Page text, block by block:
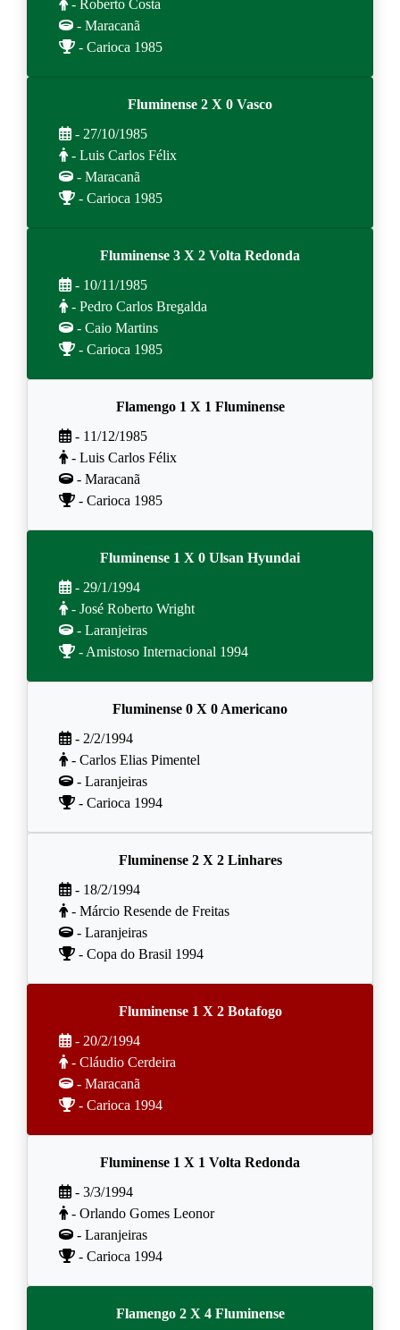
- Roberto Costa
- Maracanã
- Carioca 1985
Fluminense 2 X 0 Vasco
- 27/10/1985
- Luis Carlos Félix
- Maracanã
- Carioca 1985
Fluminense 3 X 2 Volta Redonda
- 10/11/1985
- Pedro Carlos Bregalda
- Caio Martins
- Carioca 1985
Flamengo 1 X 1 Fluminense
- 11/12/1985
- Luis Carlos Félix
- Maracanã
- Carioca 1985
Fluminense 1 X 0 Ulsan Hyundai
- 29/1/1994
- José Roberto Wright
- Laranjeiras
- Amistoso Internacional 1994
Fluminense 0 X 0 Americano
- 2/2/1994
- Carlos Elias Pimentel
- Laranjeiras
- Carioca 1994
Fluminense 2 X 2 Linhares
- 18/2/1994
- Márcio Resende de Freitas
- Laranjeiras
- Copa do Brasil 1994
Fluminense 1 X 2 Botafogo
- 20/2/1994
- Cláudio Cerdeira
- Maracanã
- Carioca 1994
Fluminense 1 X 1 Volta Redonda
- 3/3/1994
- Orlando Gomes Leonor
- Laranjeiras
- Carioca 1994
Flamengo 2 X 4 Fluminense